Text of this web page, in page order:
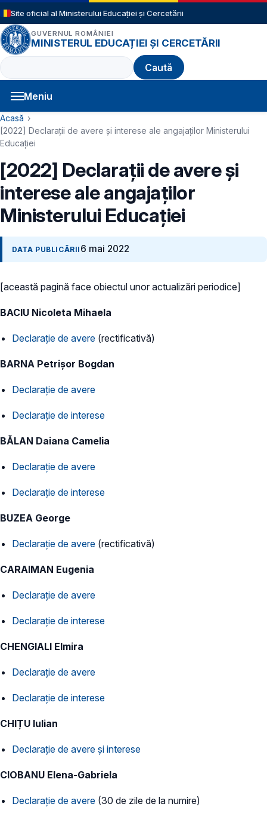
Sari la conținutul principal
Site oficial al Ministerului Educației și Cercetării
GUVERNUL ROMÂNIEI
MINISTERUL EDUCAȚIEI ȘI CERCETĂRII
Caută
Meniu
Navigație principală
Cale de navigare
Acasă
[2022] Declarații de avere și interese ale angajaților Ministerului
Educației
[2022] Declarații de avere și
interese ale angajaților
Ministerului Educației
DATA PUBLICĂRII 6 mai 2022
[această pagină face obiectul unor actualizări periodice]
BACIU Nicoleta Mihaela
Declarație de avere (rectificativă)
BARNA Petrișor Bogdan
Declarație de avere
Declarație de interese
BĂLAN Daiana Camelia
Declarație de avere
Declarație de interese
BUZEA George
Declarație de avere (rectificativă)
CARAIMAN Eugenia
Declarație de avere
Declarație de interese
CHENGIALI Elmira
Declarație de avere
Declarație de interese
CHIȚU Iulian
Declarație de avere și interese
CIOBANU Elena-Gabriela
Declarație de avere (30 de zile de la numire)